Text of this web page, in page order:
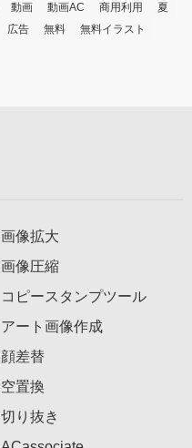
動画 動画AC 商用利用
夏
広告 無料
無料イラスト
画像拡大
画像圧縮
コピースタンプツール
アート画像作成
顔差替
空置換
切り抜き